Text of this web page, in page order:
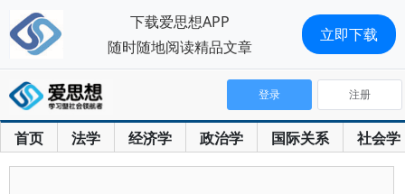
首页 法学 经济学 政治学 国际关系 社会学
登录 注册
下载爱思想APP
随时随地阅读精品文章
立即下载